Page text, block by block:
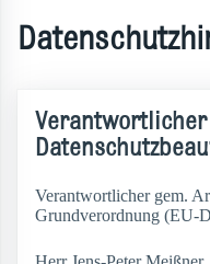
Verantwortlicher gem.
Grundverordnung (EU-